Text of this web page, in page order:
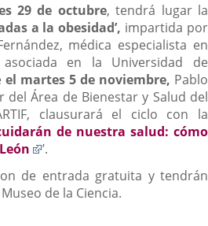
29 de octubre, tendrá lugar la
a la obesidad’, impartida por
médica especialista en
en la Universidad de
el martes 5 de noviembre, Pablo
del Área de Bienestar y Salud del
clausurará el ciclo con la
de nuestra salud: cómo
Enlace
una
aplicación
’.
de entrada gratuita y tendrán
de la Ciencia.